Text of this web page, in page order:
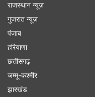
राजस्थान न्यूज़
गुजरात न्यूज़
पंजाब
हरियाणा
छत्तीसगढ़
जम्मू-कश्मीर
झारखंड